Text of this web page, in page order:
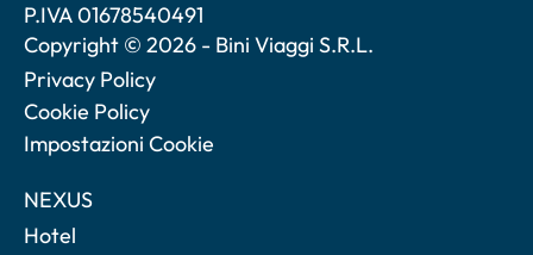
P.IVA 01678540491
Copyright © 2026 - Bini Viaggi S.R.L.
Privacy Policy
Cookie Policy
Impostazioni Cookie
NEXUS
Hotel